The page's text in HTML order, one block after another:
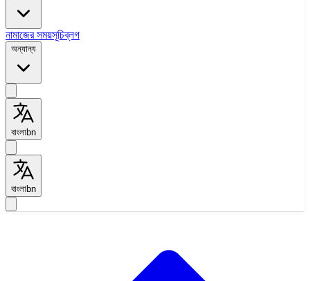
নামাজের সময়সূচিব্লগ
অন্যান্য
বাংলাbn
বাংলাbn